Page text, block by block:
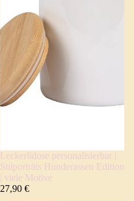
Leckerlidose personalisierbar |
Stilporträts Hunderassen Edition
| viele Motive
27,90 €